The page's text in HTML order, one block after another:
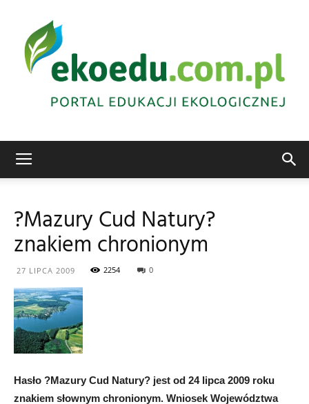
ekologiczna
?Mazury Cud Natury?
znakiem chronionym
27 LIPCA 2009 2254 0
Hasło ?Mazury Cud Natury? jest od 24 lipca 2009 roku
znakiem słownym chronionym. Wniosek Województwa